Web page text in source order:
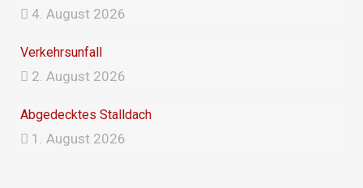
4. August 2026
Verkehrsunfall
2. August 2026
Abgedecktes Stalldach
1. August 2026